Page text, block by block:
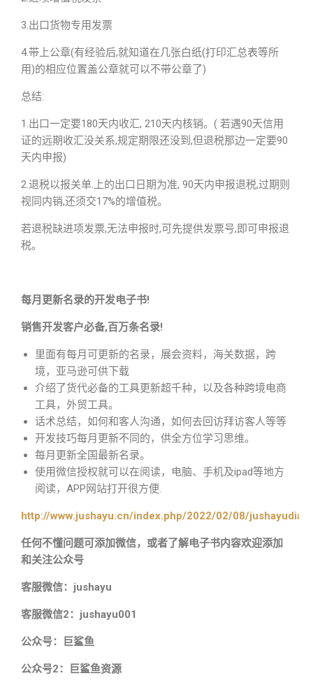
3.出口货物专用发票
4.带上公章(有经验后,就知道在几张白纸(打印汇总表等所
用)的相应位置盖公章就可以不带公章了)
总结:
1.出口一定要180天内收汇, 210天内核销。( 若遇90天信用
证的远期收汇没关系,规定期限还没到,但退税那边一定要90
天内申报)
2.退税以报关单.上的出口日期为准, 90天内申报退税,过期则
视同内销,还须交17%的增值税。
若退税缺进项发票,无法申报时,可先提供发票号,即可申报退
税。
每月更新名录的开发电子书!
销售开发客户必备,百万条名录!
里面有每月可更新的名录，展会资料，海关数据，跨
境，亚马逊可供下载
介绍了货代必备的工具更新超千种，以及各种跨境电商
工具，外贸工具。
话术总结，如何和客人沟通，如何去回访拜访客人等等
开发技巧每月更新不同的，供全方位学习思维。
每月更新全国最新名录。
使用微信授权就可以在阅读，电脑、手机及ipad等地方
阅读，APP网站打开很方便.
http://www.jushayu.cn/index.php/2022/02/08/
任何不懂问题可添加微信，或者了解电子书内容欢迎添加
和关注公众号
客服微信：jushayu
客服微信2：jushayu001
公众号：巨鲨鱼
公众号2：巨鲨鱼资源